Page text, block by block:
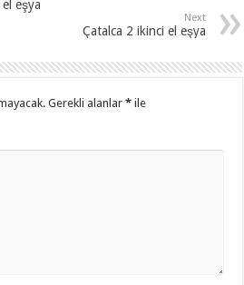
eşya
Next
Çatalca 2 ikinci el eşya
Gerekli alanlar* ile